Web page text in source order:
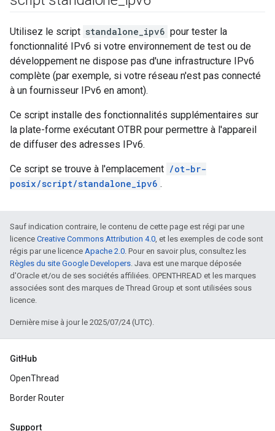
Utilisez le script standalone_ipv6 pour tester la
fonctionnalité IPv6 si votre environnement de test ou de
développement ne dispose pas d'une infrastructure IPv6
complète (par exemple, si votre réseau n'est pas connecté
à un fournisseur IPv6 en amont).
Ce script installe des fonctionnalités supplémentaires sur
la plate-forme exécutant OTBR pour permettre à l'appareil
de diffuser des adresses IPv6.
Ce script se trouve à l'emplacement /ot-br-
posix/script/standalone_ipv6 .
Sauf indication contraire, le contenu de cette page est régi par une
licence Creative Commons Attribution 4.0, et les exemples de code sont
régis par une licence Apache 2.0. Pour en savoir plus, consultez les
Règles du site Google Developers. Java est une marque déposée
d'Oracle et/ou de ses sociétés affiliées. OPENTHREAD et les marques
associées sont des marques de Thread Group et sont utilisées sous
licence.
Dernière mise à jour le 2025/07/24 (UTC).
GitHub
OpenThread
Border Router
Support